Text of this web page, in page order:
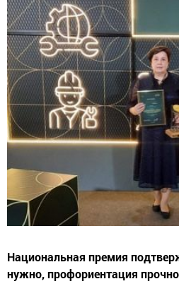
Национальная премия
нужно, профориентация